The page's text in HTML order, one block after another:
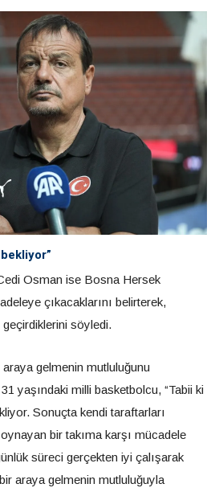
Cedi Osman ise Bosna Hersek
çıkacaklarını belirterek,
geçirdiklerini söyledi.
gelmenin mutluluğunu
yaşındaki milli basketbolcu, “Tabii ki
Sonuçta kendi taraftarları
bir takıma karşı mücadele
süreci gerçekten iyi çalışarak
araya gelmenin mutluluğuyla